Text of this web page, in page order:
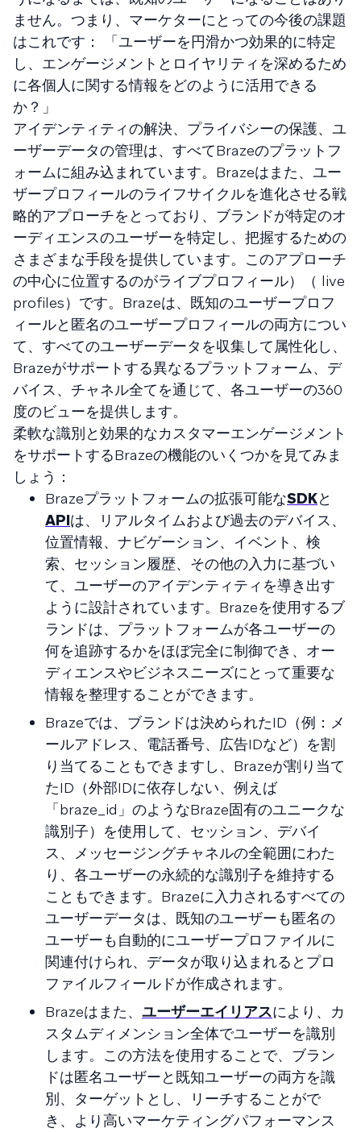
ません。つまり、マーケターにとっての今後の課題
はこれです： 「ユーザーを円滑かつ効果的に特定
し、エンゲージメントとロイヤリティを深めるため
に各個人に関する情報をどのように活用できる
か？」
アイデンティティの解決、プライバシーの保護、ユ
ーザーデータの管理は、すべてBrazeのプラットフ
ォームに組み込まれています。Brazeはまた、ユー
ザープロフィールのライフサイクルを進化させる戦
略的アプローチをとっており、ブランドが特定のオ
ーディエンスのユーザーを特定し、把握するための
さまざまな手段を提供しています。このアプローチ
の中心に位置するのがライブプロフィール）（ live
profiles）です。Brazeは、既知のユーザープロフ
ィールと匿名のユーザープロフィールの両方につい
て、すべてのユーザーデータを収集して属性化し、
Brazeがサポートする異なるプラットフォーム、デ
バイス、チャネル全てを通じて、各ユーザーの360
度のビューを提供します。
柔軟な識別と効果的なカスタマーエンゲージメント
をサポートするBrazeの機能のいくつかを見てみま
しょう：
Brazeプラットフォームの拡張可能なSDKと
APIは、リアルタイムおよび過去のデバイス、
位置情報、ナビゲーション、イベント、検
索、セッション履歴、その他の入力に基づい
て、ユーザーのアイデンティティを導き出す
ように設計されています。Brazeを使用するブ
ランドは、プラットフォームが各ユーザーの
何を追跡するかをほぼ完全に制御でき、オー
ディエンスやビジネスニーズにとって重要な
情報を整理することができます。
Brazeでは、ブランドは決められたID（例：メ
ールアドレス、電話番号、広告IDなど）を割
り当てることもできますし、Brazeが割り当て
たID（外部IDに依存しない、例えば
「braze_id」のようなBraze固有のユニークな
識別子）を使用して、セッション、デバイ
ス、メッセージングチャネルの全範囲にわた
り、各ユーザーの永続的な識別子を維持する
こともできます。Brazeに入力されるすべての
ユーザーデータは、既知のユーザーも匿名の
ユーザーも自動的にユーザープロファイルに
関連付けられ、データが取り込まれるとプロ
ファイルフィールドが作成されます。
Brazeはまた、 ユーザーエイリアスにより、カ
スタムディメンション全体でユーザーを識別
します。この方法を使用することで、ブラン
ドは匿名ユーザーと既知ユーザーの両方を識
別、ターゲットとし、リーチすることがで
き、より高いマーケティングパフォーマンス